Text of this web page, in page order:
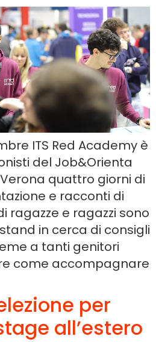
ITS Red Academy è
del Job&Orienta
quattro giorni di
e racconti di
ragazze e ragazzi sono
in cerca di consigli
a tanti genitori
come accompagnare
per
all’estero